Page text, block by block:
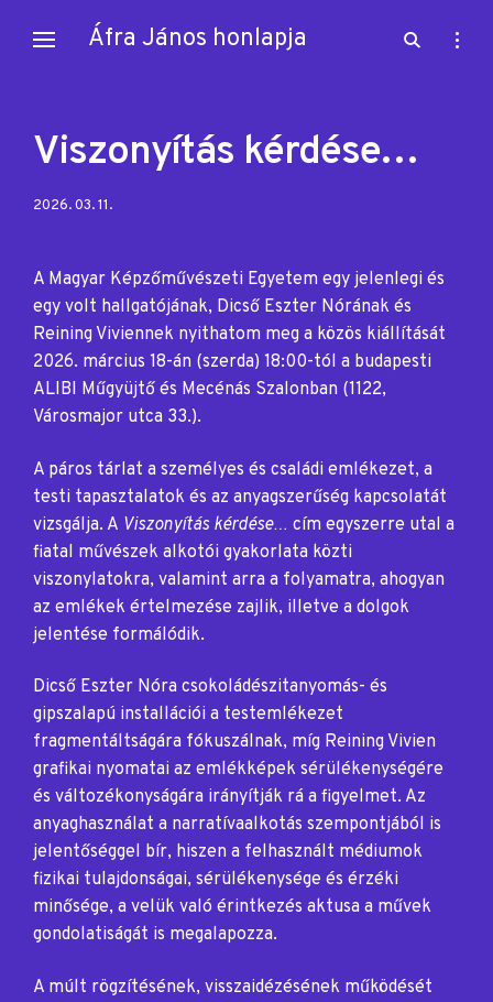
Áfra János honlapja
open
open
Viszonyítás kérdése…
Posted
2026. 03. 11.
A Magyar Képzőművészeti Egyetem egy jelenlegi és
egy volt hallgatójának, Dicső Eszter Nórának és
Reining Viviennek nyithatom meg a közös kiállítását
2026. március 18-án (szerda) 18:00-tól a budapesti
ALIBI Műgyüjtő és Mecénás Szalonban (1122,
Városmajor utca 33.).
A páros tárlat a személyes és családi emlékezet, a
testi tapasztalatok és az anyagszerűség kapcsolatát
vizsgálja. A Viszonyítás kérdése… cím egyszerre utal a
fiatal művészek alkotói gyakorlata közti
viszonylatokra, valamint arra a folyamatra, ahogyan
az emlékek értelmezése zajlik, illetve a dolgok
jelentése formálódik.
Dicső Eszter Nóra csokoládészitanyomás- és
gipszalapú installációi a testemlékezet
fragmentáltságára fókuszálnak, míg Reining Vivien
grafikai nyomatai az emlékképek sérülékenységére
és változékonyságára irányítják rá a figyelmet. Az
anyaghasználat a narratívaalkotás szempontjából is
jelentőséggel bír, hiszen a felhasznált médiumok
fizikai tulajdonságai, sérülékenysége és érzéki
minősége, a velük való érintkezés aktusa a művek
gondolatiságát is megalapozza.
A múlt rögzítésének, visszaidézésének működését